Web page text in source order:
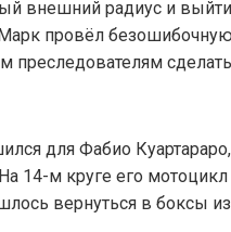
внешний радиус и
провёл
преследователям сделать
для Фабио Куартараро,
14-м круге его мотоцикл
вернуться в боксы